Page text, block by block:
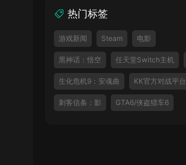
热门标签
游戏新闻 Steam 电影
黑神话：悟空 任天堂Switch主机
生化危机9：安魂曲 KK官方对战平台
刺客信条：影 GTA6/侠盗猎车6